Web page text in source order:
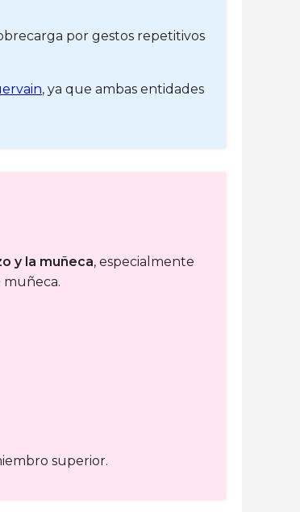
por gestos repetitivos
, ya que ambas entidades
y la muñeca, especialmente
muñeca.
superior.